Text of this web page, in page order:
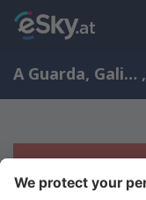
A Guarda, Galicia, Spanien ,